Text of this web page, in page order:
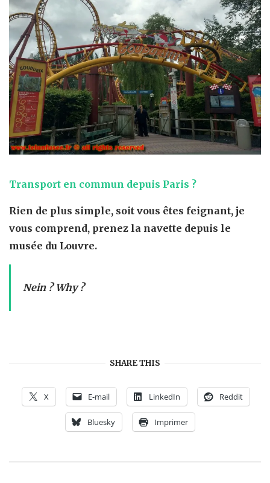
Transport en commun depuis Paris ?
Rien de plus simple, soit vous êtes feignant, je
vous comprend, prenez la navette depuis le
musée du Louvre.
Nein ? Why ?
SHARE THIS
X E-mail LinkedIn Reddit
Bluesky Imprimer